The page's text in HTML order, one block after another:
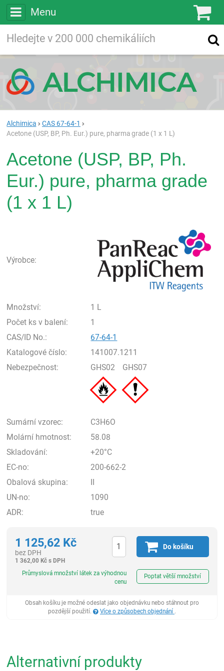
Menu
Vyhledávání
Alchimica
CAS 67-64-1
Acetone (USP, BP, Ph. Eur.) pure, pharma grade (1 x 1 L)
Acetone (USP, BP, Ph.
Eur.) pure, pharma grade
(1 x 1 L)
Výrobce:
Množství:
1 L
Počet ks v balení:
1
CAS/ID No.:
67-64-1
Katalogové číslo:
141007.1211
Nebezpečnost:
GHS02 GHS07
Sumární vzorec:
C3H6O
Molární hmotnost:
58.08
Skladování:
+20°C
EC-no:
200-662-2
Obalová skupina:
II
UN-no:
1090
ADR:
true
1 125,62 Kč
bez DPH
1 362,00Kč s DPH
Do košíku
Průmyslová množství látek za výhodnou
cenu
Poptat větší množství
Obsah košíku je možné odeslat jako objednávku nebo stáhnout pro
pozdější použití.
Více o způsobech objednání .
Alternativní produkty